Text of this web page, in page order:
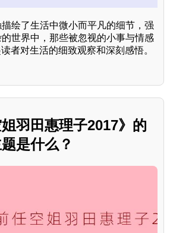
绘了生活中微小而平凡的细节，强
世界中，那些被忽视的小事与情感
者对生活的细致观察和深刻感悟。
羽田惠理子2017》的
是什么？